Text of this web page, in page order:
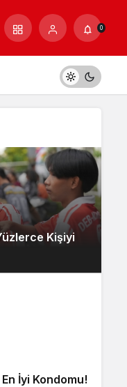
0
Kişiyi
İyi Kondomu!